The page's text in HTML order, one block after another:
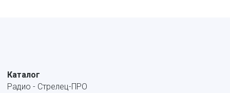
Каталог
Радио - Стрелец-ПРО